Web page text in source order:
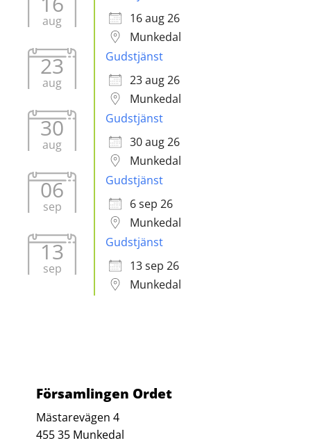
aug
16 aug 26
Munkedal
23
aug
Gudstjänst
23 aug 26
Munkedal
30
aug
Gudstjänst
30 aug 26
Munkedal
06
sep
Gudstjänst
6 sep 26
Munkedal
13
sep
Gudstjänst
13 sep 26
Munkedal
Församlingen Ordet
Mästarevägen 4
455 35 Munkedal